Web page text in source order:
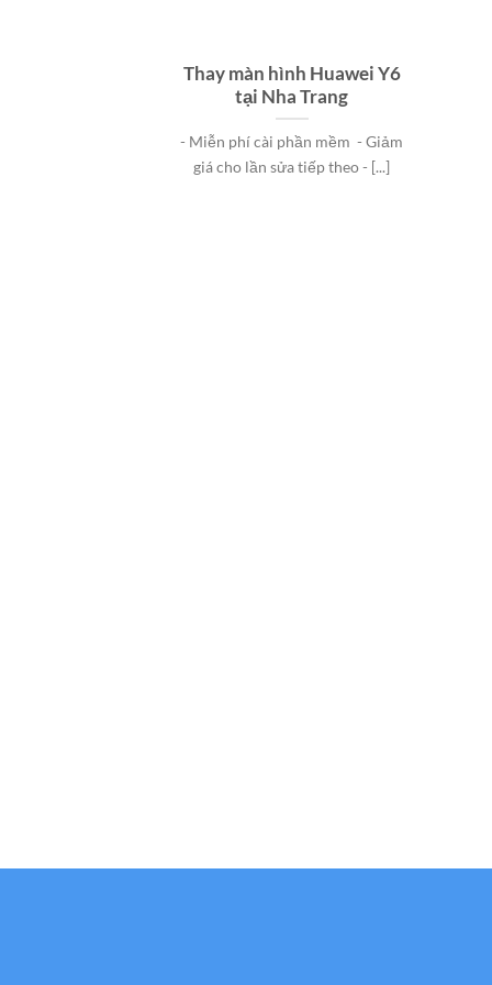
Thay màn hình Huawei Y6
tại Nha Trang
- Miễn phí cài phần mềm - Giảm
giá cho lần sửa tiếp theo - [...]